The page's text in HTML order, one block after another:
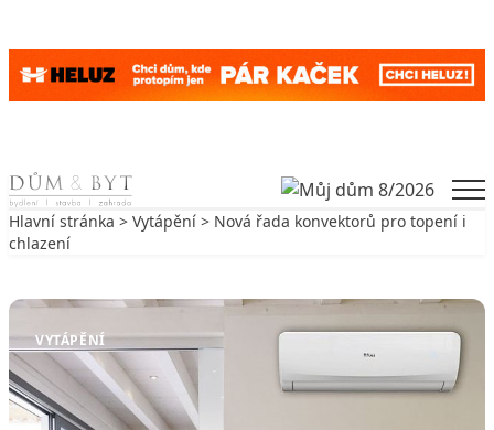
Skip to content
Hlavní stránka > Vytápění > Nová řada konvektorů pro topení i
chlazení
VYTÁPĚNÍ